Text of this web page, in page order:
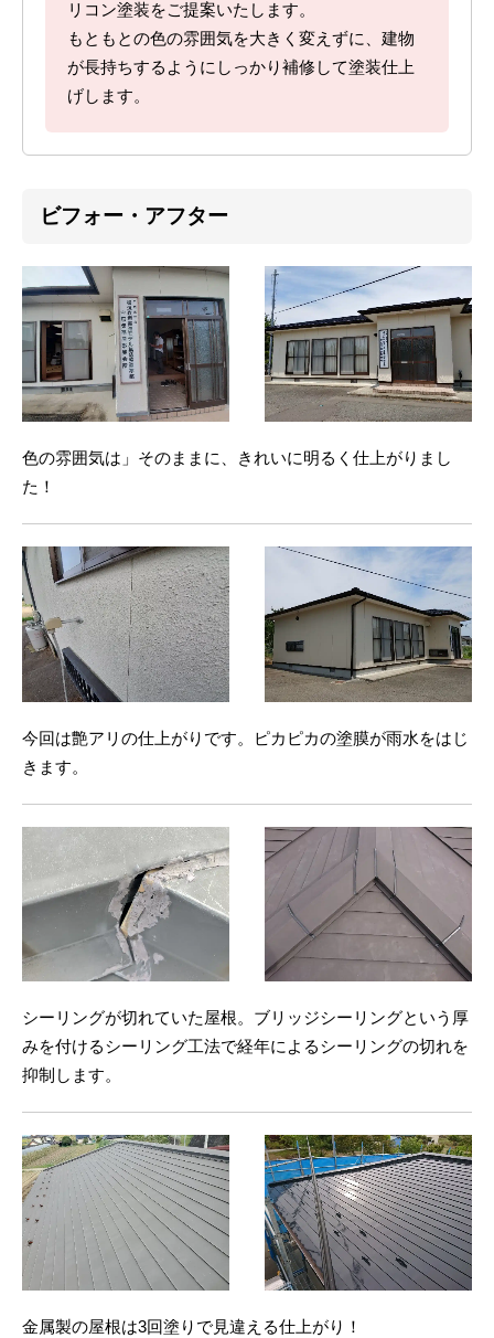
リコン塗装をご提案いたします。
もともとの色の雰囲気を大きく変えずに、建物
が長持ちするようにしっかり補修して塗装仕上
げします。
ビフォー・アフター
色の雰囲気は」そのままに、きれいに明るく仕上がりまし
た！
今回は艶アリの仕上がりです。ピカピカの塗膜が雨水をはじ
きます。
シーリングが切れていた屋根。ブリッジシーリングという厚
みを付けるシーリング工法で経年によるシーリングの切れを
抑制します。
金属製の屋根は3回塗りで見違える仕上がり！